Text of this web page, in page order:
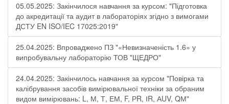
05.05.2025: Закінчилося навчання за курсом: "Підготовка
до акредитації та аудит в лабораторіях згідно з вимогами
ДСТУ EN ISO/IEC 17025:2019"
25.04.2025: Впроваджено ПЗ "«Невизначеність 1.6» у
випробувальну лабораторію ТОВ "ЩЕДРО"
24.04.2025: Закінчилось навчання за курсом "Повірка та
калібрування засобів вимірювальної техніки за обраним
видом вимірювань: L, М, Т, ЕМ, F, РR, ІR, АUV, QМ"